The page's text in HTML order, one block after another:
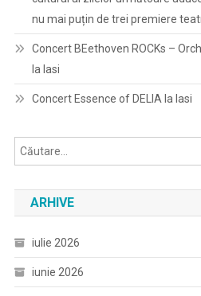
nu mai puțin de trei premiere
Concert BEethoven ROCKs –
la Iasi
Concert Essence of DELIA la Iasi
ARHIVE
iulie 2026
iunie 2026